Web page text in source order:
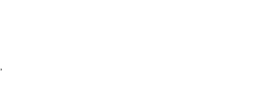
,